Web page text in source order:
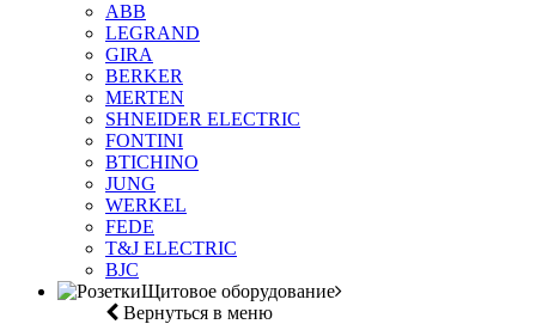
ABB
LEGRAND
GIRA
BERKER
MERTEN
SHNEIDER ELECTRIC
FONTINI
BTICHINO
JUNG
WERKEL
FEDE
T&J ELECTRIC
BJC
Щитовое оборудование
Вернуться в меню